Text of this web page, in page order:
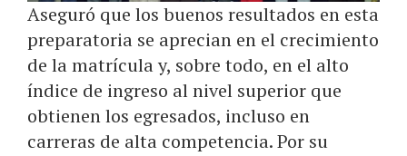
Aseguró que los buenos resultados en esta
preparatoria se aprecian en el crecimiento
de la matrícula y, sobre todo, en el alto
índice de ingreso al nivel superior que
obtienen los egresados, incluso en
carreras de alta competencia. Por su